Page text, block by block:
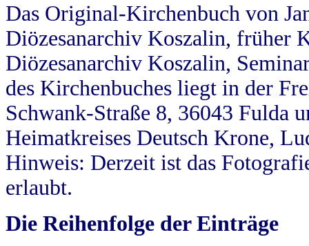
Das Original-Kirchenbuch von
Diözesanarchiv Koszalin, früher
Diözesanarchiv Koszalin,
des Kirchenbuches liegt in der
Schwank-Straße 8, 36043 Fulda
Heimatkreises Deutsch Krone,
Hinweis: Derzeit ist das
erlaubt.
Die Reihenfolge der Einträge